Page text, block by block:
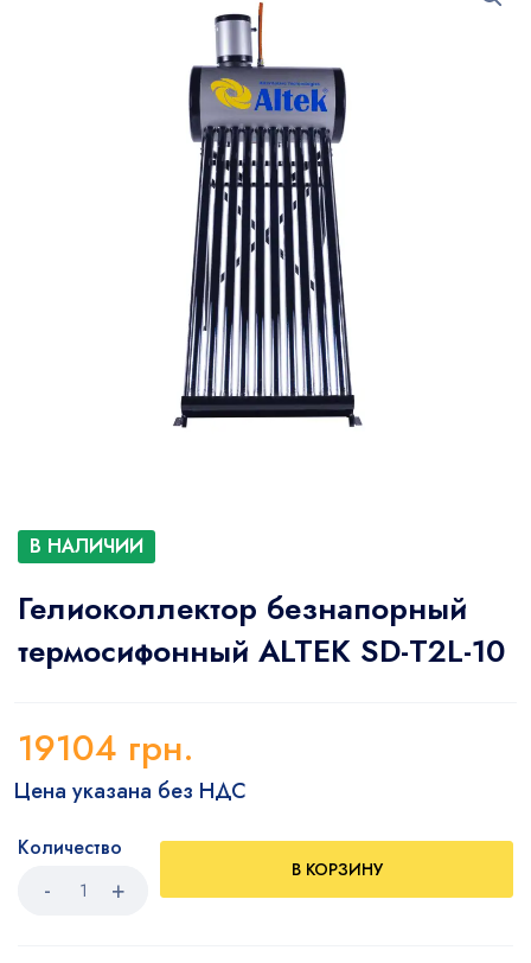
В НАЛИЧИИ
Гелиоколлектор безнапорный
термосифонный ALTEK SD-T2L-10
19104 грн.
Цена указана без НДС
Количество
В КОРЗИНУ